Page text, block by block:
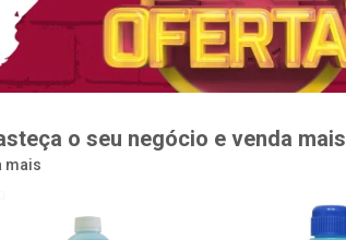
o seu negócio e venda mais
mais